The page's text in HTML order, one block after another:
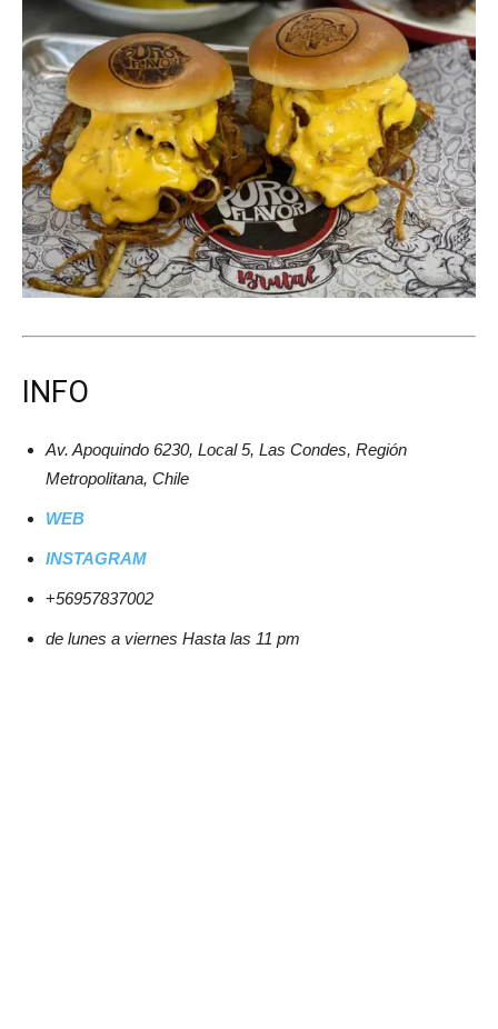
INFO
Av. Apoquindo 6230, Local 5, Las Condes, Región
Metropolitana, Chile
WEB
INSTAGRAM
+56957837002
de lunes a viernes Hasta las 11 pm